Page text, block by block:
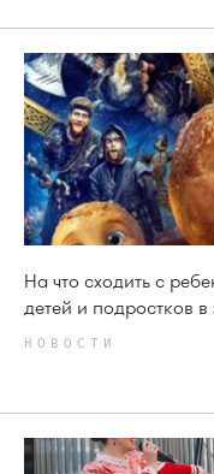
На что сходить с
детей и подростков
НОВОСТИ